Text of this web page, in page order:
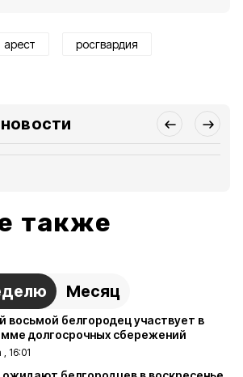
арест росгвардия
также
Месяц
восьмой белгородец участвует в
долгосрочных сбережений
, 16:01